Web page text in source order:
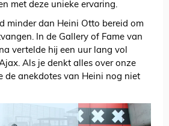
met deze unieke ervaring.
minder dan Heini Otto bereid om
In de Gallery of Fame van
vertelde hij een uur lang vol
Als je denkt alles over onze
de anekdotes van Heini nog niet